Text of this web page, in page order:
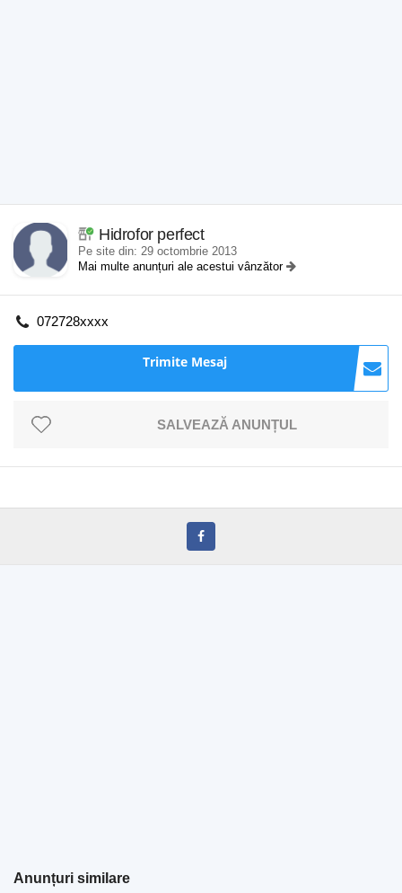
Hidrofor perfect
Pe site din: 29 octombrie 2013
Mai multe anunțuri ale acestui vânzător
072728xxxx
Trimite Mesaj
SALVEAZĂ ANUNȚUL
Anunțuri similare